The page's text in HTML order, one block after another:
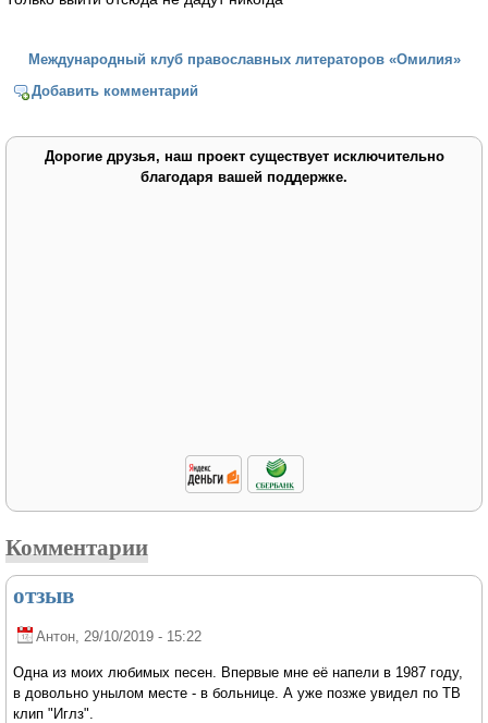
Международный клуб православных литераторов «Омилия»
Добавить комментарий
Дорогие друзья, наш проект существует исключительно
благодаря вашей поддержке.
Комментарии
отзыв
Антон, 29/10/2019 - 15:22
Одна из моих любимых песен. Впервые мне её напели в 1987 году,
в довольно унылом месте - в больнице. А уже позже увидел по ТВ
клип "Иглз".